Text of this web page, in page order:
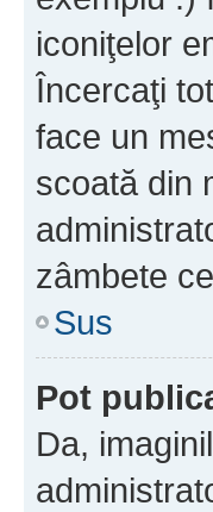
iconiţelor
Încercaţi
face un
scoată din
zâmbete
Sus
Pot
Da,